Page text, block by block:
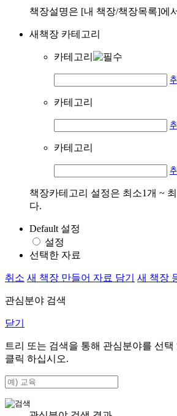
책장설명은 [내 책장/책장목록]에
새책장 카테고리
카테고리
카테고리
카테고리
책장카테고리 설정은 최소1개 ~
다.
Default 설정
설정
선택한 자료
취소 새 책장 만들어 자료 담기 새 책장
관심분야 검색
닫기
트리 또는 검색을 통해 관심분야를 선택
클릭 하십시오.